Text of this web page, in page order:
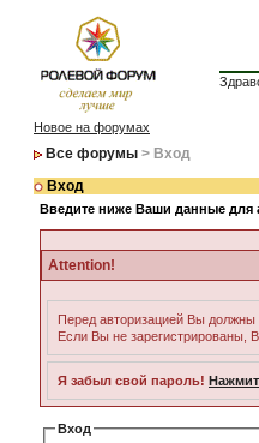
Новое на форумах
Все форумы > Вход
Вход
Введите ниже Ваши данные для
Attention!
Перед авторизацией Вы должны
Если Вы не зарегистрированы,
Я забыл свой пароль!
Вход